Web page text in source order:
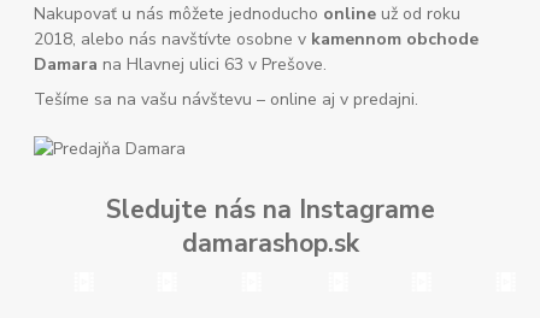
Nakupovať u nás môžete jednoducho online už od roku
2018, alebo nás navštívte osobne v kamennom obchode
Damara na Hlavnej ulici 63 v Prešove.
Tešíme sa na vašu návštevu – online aj v predajni.
Sledujte nás na Instagrame
damarashop.sk